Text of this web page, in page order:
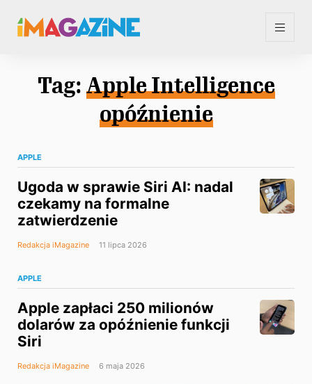
Tag: Apple Intelligence
opóźnienie
APPLE
Ugoda w sprawie Siri AI: nadal
czekamy na formalne
zatwierdzenie
Redakcja iMagazine 11 lipca 2026
APPLE
Apple zapłaci 250 milionów
dolarów za opóźnienie funkcji
Siri
Redakcja iMagazine 6 maja 2026